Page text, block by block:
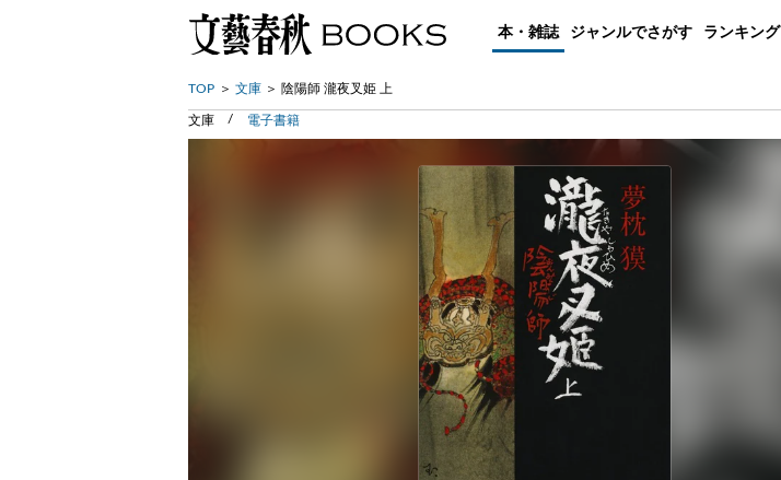
本・雑誌 ジャンルでさがす ランキング
TOP 文庫 陰陽師 瀧夜叉姫 上
文庫 電子書籍